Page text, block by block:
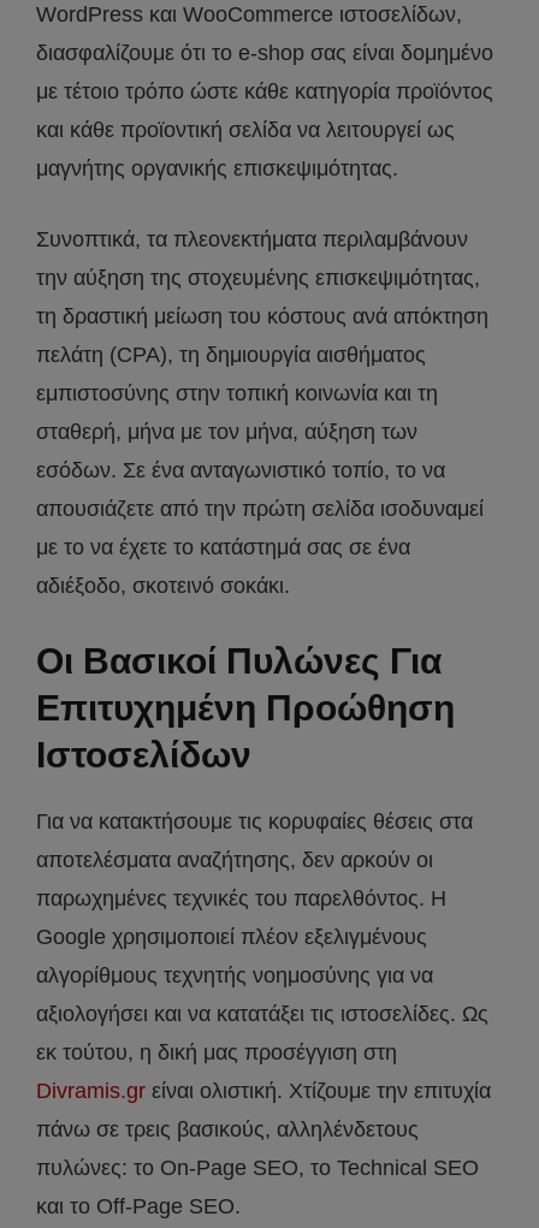
WordPress και WooCommerce ιστοσελίδων,
διασφαλίζουμε ότι το e-shop σας είναι δομημένο
με τέτοιο τρόπο ώστε κάθε κατηγορία προϊόντος
και κάθε προϊοντική σελίδα να λειτουργεί ως
μαγνήτης οργανικής επισκεψιμότητας.
Συνοπτικά, τα πλεονεκτήματα περιλαμβάνουν
την αύξηση της στοχευμένης επισκεψιμότητας,
τη δραστική μείωση του κόστους ανά απόκτηση
πελάτη (CPA), τη δημιουργία αισθήματος
εμπιστοσύνης στην τοπική κοινωνία και τη
σταθερή, μήνα με τον μήνα, αύξηση των
εσόδων. Σε ένα ανταγωνιστικό τοπίο, το να
απουσιάζετε από την πρώτη σελίδα ισοδυναμεί
με το να έχετε το κατάστημά σας σε ένα
αδιέξοδο, σκοτεινό σοκάκι.
Οι Βασικοί Πυλώνες Για
Επιτυχημένη Προώθηση
Ιστοσελίδων
Για να κατακτήσουμε τις κορυφαίες θέσεις στα
αποτελέσματα αναζήτησης, δεν αρκούν οι
παρωχημένες τεχνικές του παρελθόντος. Η
Google χρησιμοποιεί πλέον εξελιγμένους
αλγορίθμους τεχνητής νοημοσύνης για να
αξιολογήσει και να κατατάξει τις ιστοσελίδες. Ως
εκ τούτου, η δική μας προσέγγιση στη
Divramis.gr είναι ολιστική. Χτίζουμε την επιτυχία
πάνω σε τρεις βασικούς, αλληλένδετους
πυλώνες: το On-Page SEO, το Technical SEO
και το Off-Page SEO.